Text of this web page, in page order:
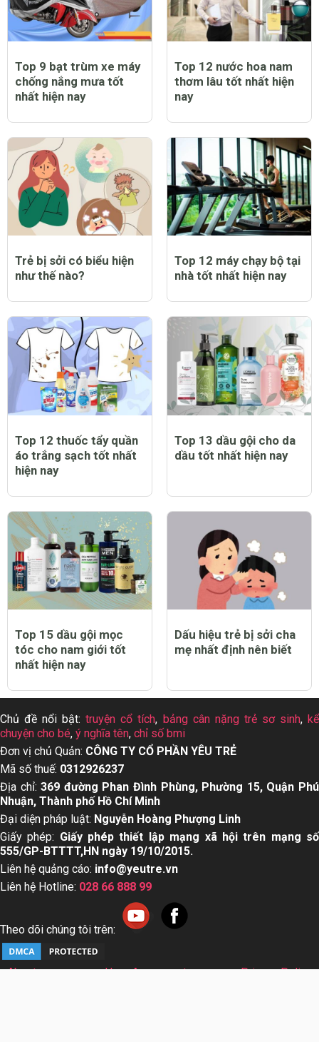
Top 9 bạt trùm xe máy
chống nắng mưa tốt
nhất hiện nay
Top 12 nước hoa nam
thơm lâu tốt nhất hiện
nay
Trẻ bị sởi có biểu hiện
như thế nào?
Top 12 máy chạy bộ tại
nhà tốt nhất hiện nay
Top 12 thuốc tẩy quần
áo trắng sạch tốt nhất
hiện nay
Top 13 dầu gội cho da
dầu tốt nhất hiện nay
Top 15 dầu gội mọc
tóc cho nam giới tốt
nhất hiện nay
Dấu hiệu trẻ bị sởi cha
mẹ nhất định nên biết
Chủ đề nổi bật:truyện cổ tích, bảng cân nặng trẻ sơ sinh,kể
chuyện cho bé, ý nghĩa tên, chỉ số bmi
Đơn vị chủ Quản: CÔNG TY CỔ PHẦN YÊU TRẺ
Mã số thuế: 0312926237
Địa chỉ:369 đường Phan Đình Phùng, Phường 15, Quận Phú
Nhuận, Thành phố Hồ Chí Minh
Đại diện pháp luật: Nguyễn Hoàng Phượng Linh
Giấy phép: Giấy phép thiết lập mạng xã hội trên mạng số
555/GP-BTTTT,HN ngày 19/10/2015.
Liên hệ quảng cáo: info@yeutre.vn
Liên hệ Hotline: 028 66 888 99
Theo dõi chúng tôi trên:
About us User Agreement
Privacy Policy